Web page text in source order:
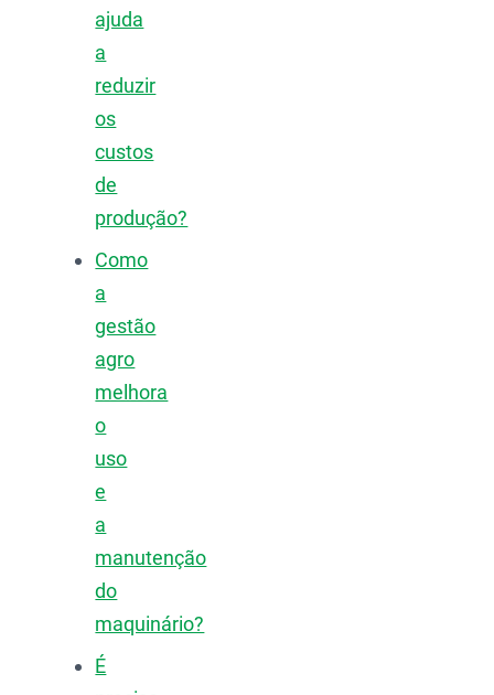
ajuda
a
reduzir
os
custos
de
produção?
Como
a
gestão
agro
melhora
o
uso
e
a
manutenção
do
maquinário?
É